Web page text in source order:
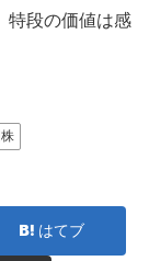
特段の価値は感
はてブ